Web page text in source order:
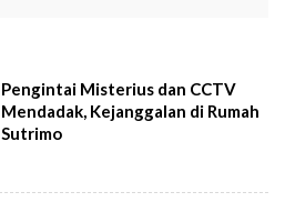
Pengintai Misterius dan CCTV
Mendadak, Kejanggalan di Rumah
Sutrimo